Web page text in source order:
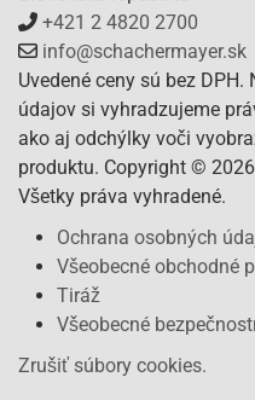
+421 2 4820 2700
info@schachermayer.sk
Uvedené ceny sú bez
údajov si vyhradzujeme
ako aj odchýlky voči
produktu. Copyright ©
Všetky práva vyhradené.
Ochrana osobných
Všeobecné obchodné
Tiráž
Všeobecné
Zrušiť súbory cookies.